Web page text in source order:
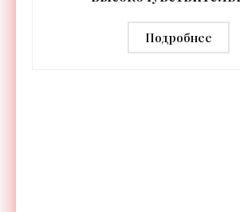
дальностью
- «Гаджеты»
Подробнее